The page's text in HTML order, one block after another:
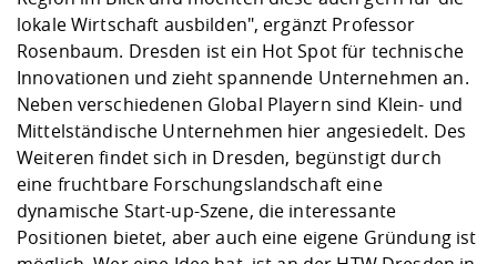
lokale Wirtschaft ausbilden", ergänzt Professor
Rosenbaum. Dresden ist ein Hot Spot für technische
Innovationen und zieht spannende Unternehmen an.
Neben verschiedenen Global Playern sind Klein- und
Mittelständische Unternehmen hier angesiedelt. Des
Weiteren findet sich in Dresden, begünstigt durch
eine fruchtbare Forschungslandschaft eine
dynamische Start-up-Szene, die interessante
Positionen bietet, aber auch eine eigene Gründung ist